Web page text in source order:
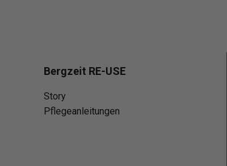
Bergzeit RE-USE
Story
Pflegeanleitungen